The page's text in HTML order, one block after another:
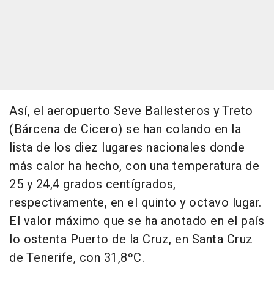
Así, el aeropuerto Seve Ballesteros y Treto
(Bárcena de Cicero) se han colando en la
lista de los diez lugares nacionales donde
más calor ha hecho, con una temperatura de
25 y 24,4 grados centígrados,
respectivamente, en el quinto y octavo lugar.
El valor máximo que se ha anotado en el país
lo ostenta Puerto de la Cruz, en Santa Cruz
de Tenerife, con 31,8ºC.